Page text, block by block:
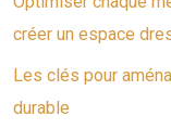
créer un espace
Les clés pour
durable